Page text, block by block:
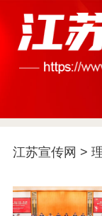
江苏宣传网 >